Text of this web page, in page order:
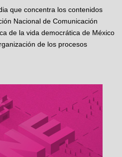
que concentra los contenidos
Nacional de Comunicación
de la vida democrática de México
de los procesos